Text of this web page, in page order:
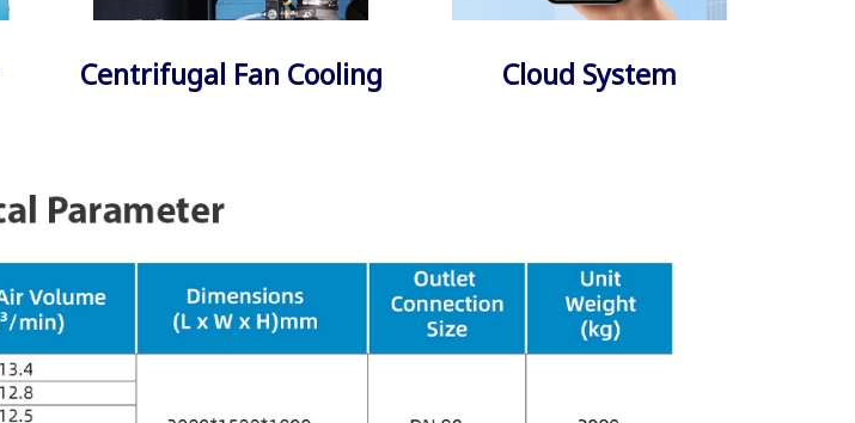
Centrifugal Fan Cooling Cloud System